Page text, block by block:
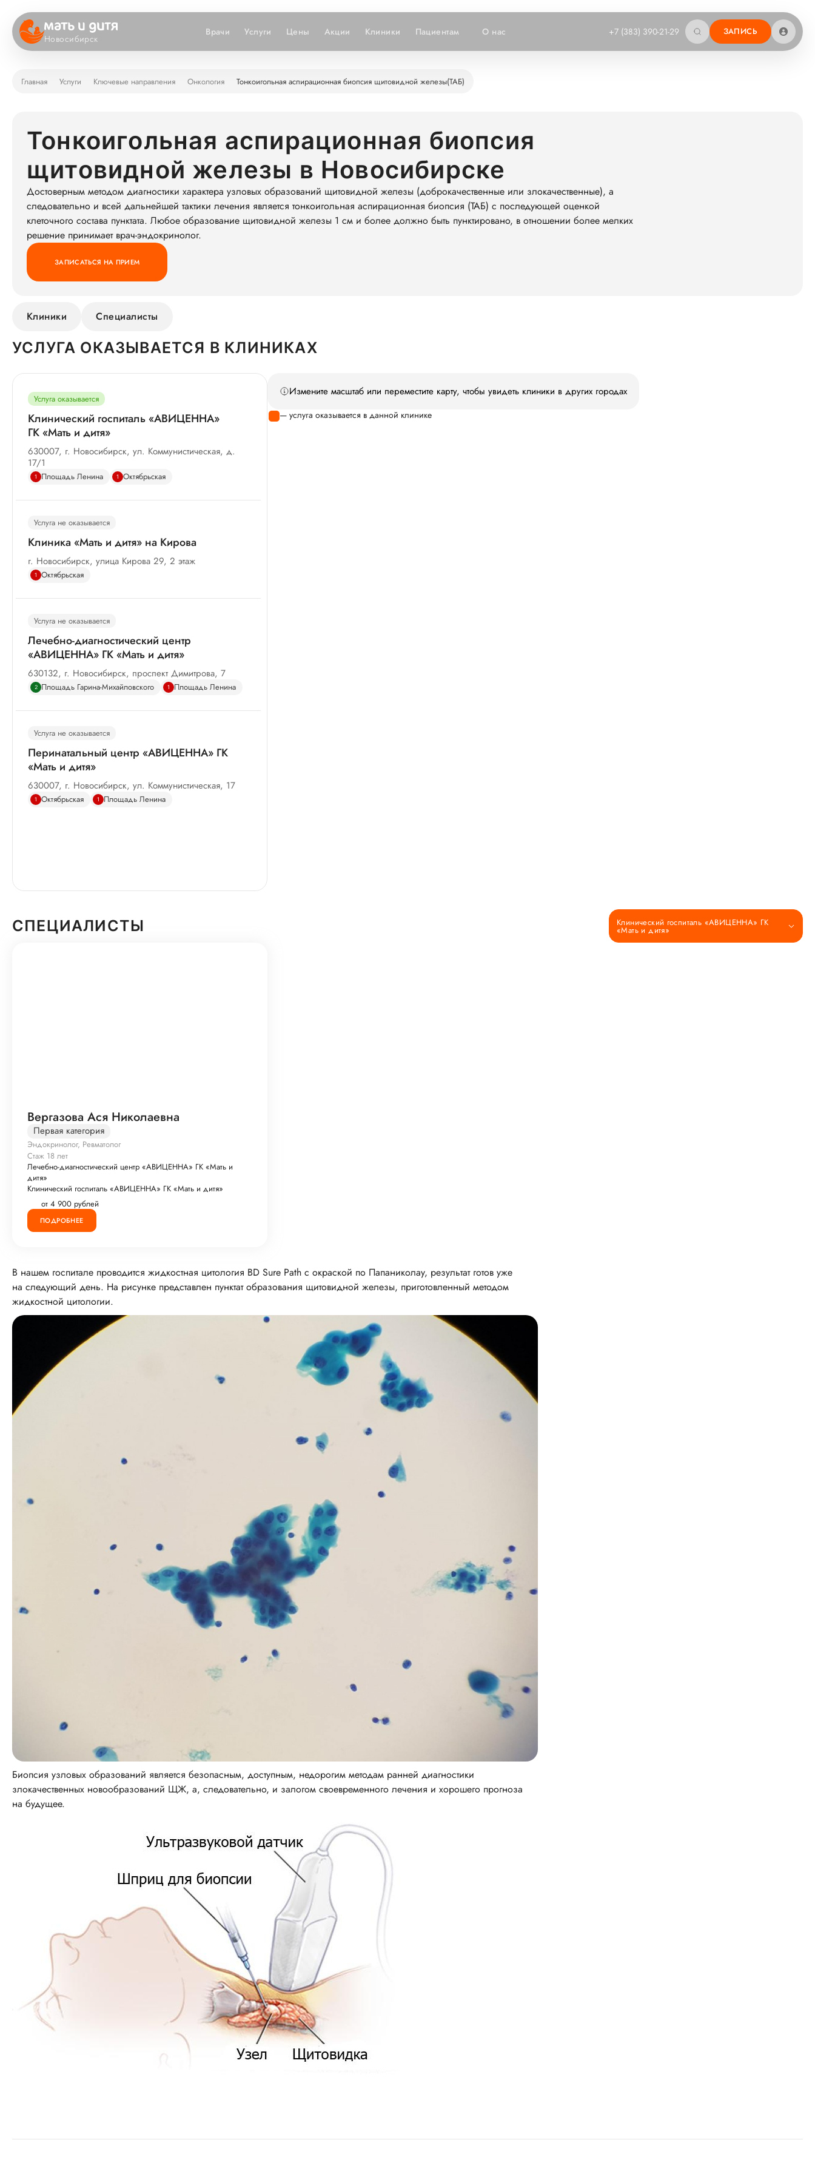
Новосибирск
Врачи Услуги Цены Акции Клиники Пациентам О нас +7 (383) 390-21-29 ЗАПИСЬ
Главная Услуги Ключевые направления Онкология Тонкоигольная аспирационная биопсия щитовидной железы(ТАБ)
Тонкоигольная аспирационная биопсия
щитовидной железы в Новосибирске
Достоверным методом диагностики характера узловых образований щитовидной железы (доброкачественные или злокачественные), а
следовательно и всей дальнейшей тактики лечения является тонкоигольная аспирационная биопсия (ТАБ) с последующей оценкой
клеточного состава пунктата. Любое образование щитовидной железы 1 см и более должно быть пунктировано, в отношении более мелких
решение принимает врач-эндокринолог.
ЗАПИСАТЬСЯ НА ПРИЕМ
Клиники Специалисты
УСЛУГА ОКАЗЫВАЕТСЯ В КЛИНИКАХ
Услуга оказывается
Клинический госпиталь «АВИЦЕННА»
ГК «Мать и дитя»
630007, г. Новосибирск, ул. Коммунистическая, д.
17/1
1 Площадь Ленина 1 Октябрьская
Услуга не оказывается
Клиника «Мать и дитя» на Кирова
г. Новосибирск, улица Кирова 29, 2 этаж
1 Октябрьская
Услуга не оказывается
Лечебно-диагностический центр
«АВИЦЕННА» ГК «Мать и дитя»
630132, г. Новосибирск, проспект Димитрова, 7
2 Площадь Гарина-Михайловского 1 Площадь Ленина
Услуга не оказывается
Перинатальный центр «АВИЦЕННА» ГК
«Мать и дитя»
630007, г. Новосибирск, ул. Коммунистическая, 17
1 Октябрьская 1 Площадь Ленина
Измените масштаб или переместите карту, чтобы увидеть клиники в других городах
— услуга оказывается в данной клинике
СПЕЦИАЛИСТЫ Клинический госпиталь «АВИЦЕННА» ГК
«Мать и дитя»
Вергазова Ася Николаевна
Первая категория
Эндокринолог, Ревматолог
Стаж 18 лет
Лечебно-диагностический центр «АВИЦЕННА» ГК «Мать и
дитя»
Клинический госпиталь «АВИЦЕННА» ГК «Мать и дитя»
от 4 900 рублей
ПОДРОБНЕЕ
В нашем госпитале проводится жидкостная цитология ВD Sure Path с окраской по Папаниколау, результат готов уже
на следующий день. На рисунке представлен пунктат образования щитовидной железы, приготовленный методом
жидкостной цитологии.
Биопсия узловых образований является безопасным, доступным, недорогим методам ранней диагностики
злокачественных новообразований ЩЖ, а, следовательно, и залогом своевременного лечения и хорошего прогноза
на будущее.